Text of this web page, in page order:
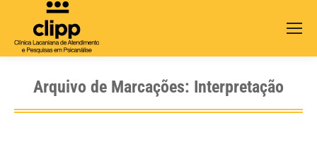
Arquivo de Marcações: Interpretação